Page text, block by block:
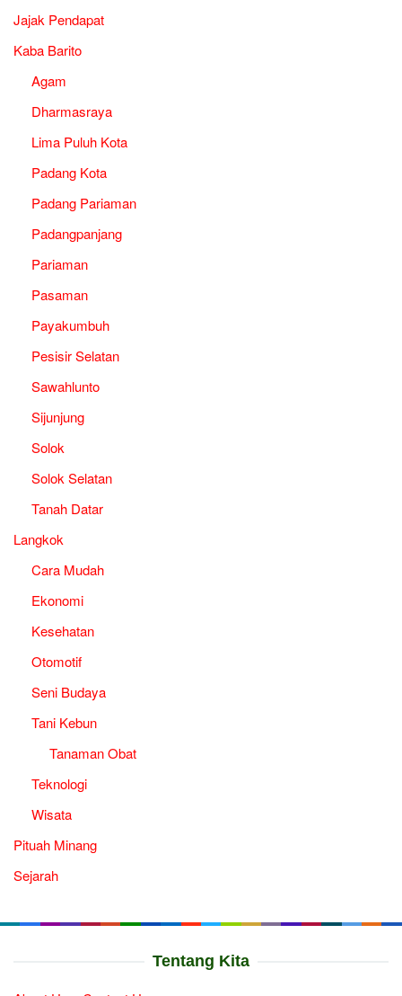
Jajak Pendapat
Kaba Barito
Agam
Dharmasraya
Lima Puluh Kota
Padang Kota
Padang Pariaman
Padangpanjang
Pariaman
Pasaman
Payakumbuh
Pesisir Selatan
Sawahlunto
Sijunjung
Solok
Solok Selatan
Tanah Datar
Langkok
Cara Mudah
Ekonomi
Kesehatan
Otomotif
Seni Budaya
Tani Kebun
Tanaman Obat
Teknologi
Wisata
Pituah Minang
Sejarah
Tentang Kita